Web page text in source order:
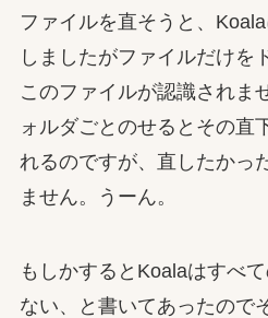
ファイルを直そうと、
しましたがファイルだけを
このファイルが認識されま
ォルダごとのせるとその直
れるのですが、直したかっ
ません。うーん。
もしかするとKoalaはすべ
ない、と書いてあったので